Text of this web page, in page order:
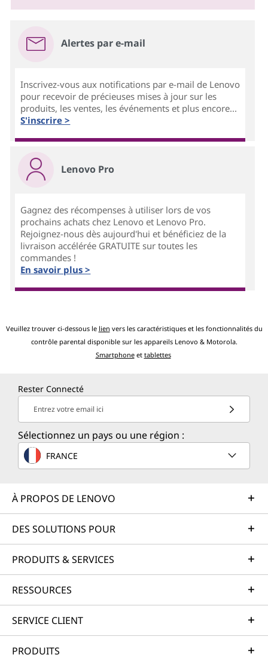
Alertes par e-mail
Inscrivez-vous aux notifications par e-mail de Lenovo
pour recevoir de précieuses mises à jour sur les
produits, les ventes, les événements et plus encore...
S'inscrire >
Lenovo Pro
Gagnez des récompenses à utiliser lors de vos
prochains achats chez Lenovo et Lenovo Pro.
Rejoignez-nous dès aujourd'hui et bénéficiez de la
livraison accélérée GRATUITE sur toutes les
commandes !
En savoir plus >
Veuillez trouver ci-dessous le lien vers les caractéristiques et les fonctionnalités du
contrôle parental disponible sur les appareils Lenovo & Motorola.
Smartphoneet tablettes
Rester Connecté
Entrez votre email ici
Sélectionnez un pays ou une région :
FRANCE
À PROPOS DE LENOVO
DES SOLUTIONS POUR
PRODUITS & SERVICES
RESSOURCES
SERVICE CLIENT
PRODUITS